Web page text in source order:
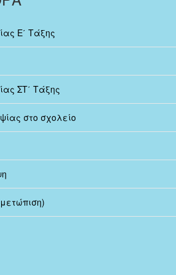
Ε΄ Τάξης
ΣΤ΄ Τάξης
στο σχολείο